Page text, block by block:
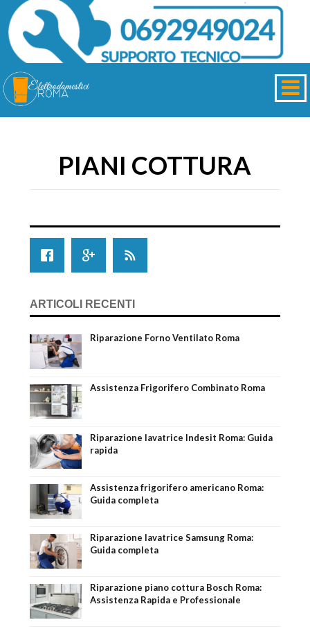
PIANI COTTURA
ARTICOLI RECENTI
Riparazione Forno Ventilato Roma
Assistenza Frigorifero Combinato Roma
Riparazione lavatrice Indesit Roma: Guida
rapida
Assistenza frigorifero americano Roma:
Guida completa
Riparazione lavatrice Samsung Roma:
Guida completa
Riparazione piano cottura Bosch Roma:
Assistenza Rapida e Professionale